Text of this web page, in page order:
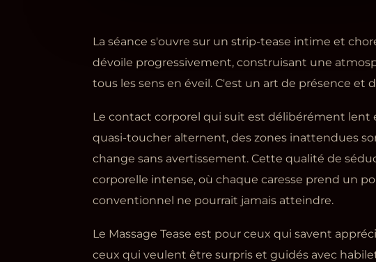
La séance s'ouvre sur un strip-tease intime et
dévoile progressivement, construisant une
tous les sens en éveil. C'est un art de présence et
Le contact corporel qui suit est délibérément lent
quasi-toucher alternent, des zones inattendues
change sans avertissement. Cette qualité de
corporelle intense, où chaque caresse prend un
conventionnel ne pourrait jamais atteindre.
Le Massage Tease est pour ceux qui savent
ceux qui veulent être surpris et guidés avec